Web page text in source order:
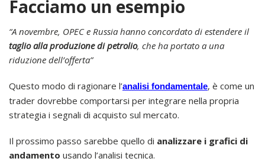
Facciamo un esempio
“A novembre, OPEC e Russia hanno concordato di estendere il
taglio alla produzione di petrolio, che ha portato a una
riduzione dell’offerta”
Questo modo di ragionare l’analisi fondamentale, è come un
trader dovrebbe comportarsi per integrare nella propria
strategia i segnali di acquisto sul mercato.
Il prossimo passo sarebbe quello di analizzare i grafici di
andamento usando l’analisi tecnica.